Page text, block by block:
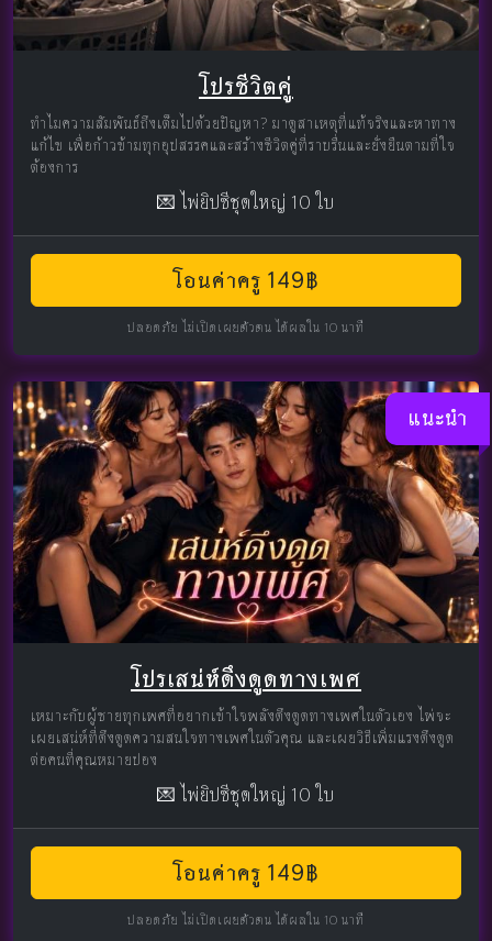
โปรชีวิตคู่
ทำไมความสัมพันธ์ถึงเต็มไปด้วยปัญหา? มาดูสาเหตุที่แท้จริงและหาทาง
แก้ไข เพื่อก้าวข้ามทุกอุปสรรคและสร้างชีวิตคู่ที่ราบรื่นและยั่งยืนตามที่ใจ
ต้องการ
💌 ไพ่ยิปซีชุดใหญ่ 10 ใบ
โอนค่าครู 149฿
ปลอดภัย ไม่เปิดเผยตัวตน ได้ผลใน 10 นาที
แนะนำ
โปรเสน่ห์ดึงดูดทางเพศ
เหมาะกับผู้ชายทุกเพศที่อยากเข้าใจพลังดึงดูดทางเพศในตัวเอง ไพ่จะ
เผยเสน่ห์ที่ดึงดูดความสนใจทางเพศในตัวคุณ และเผยวิธีเพิ่มแรงดึงดูด
ต่อคนที่คุณหมายปอง
💌 ไพ่ยิปซีชุดใหญ่ 10 ใบ
โอนค่าครู 149฿
ปลอดภัย ไม่เปิดเผยตัวตน ได้ผลใน 10 นาที